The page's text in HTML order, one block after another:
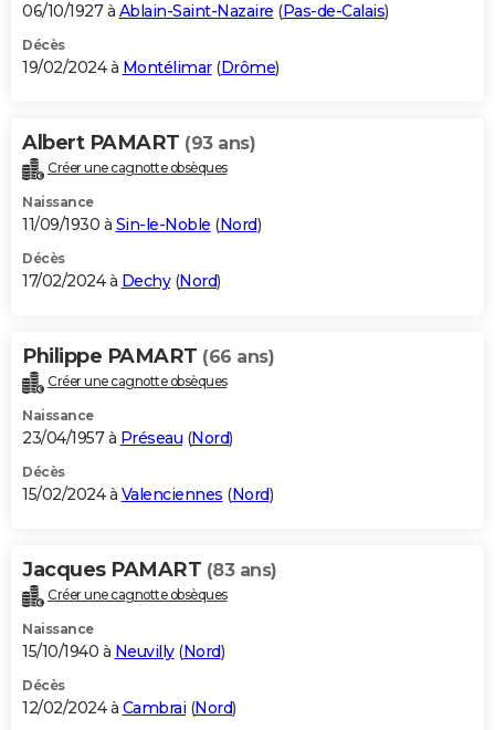
06/10/1927 à Ablain-Saint-Nazaire (Pas-de-Calais)
Décès
19/02/2024 à Montélimar(Drôme)
Albert PAMART (93 ans)
Créer une cagnotte obsèques
Naissance
11/09/1930 à Sin-le-Noble (Nord)
Décès
17/02/2024 à Dechy(Nord)
Philippe PAMART (66 ans)
Créer une cagnotte obsèques
Naissance
23/04/1957 à Préseau (Nord)
Décès
15/02/2024 à Valenciennes (Nord)
Jacques PAMART (83 ans)
Créer une cagnotte obsèques
Naissance
15/10/1940 à Neuvilly(Nord)
Décès
12/02/2024 à Cambrai (Nord)